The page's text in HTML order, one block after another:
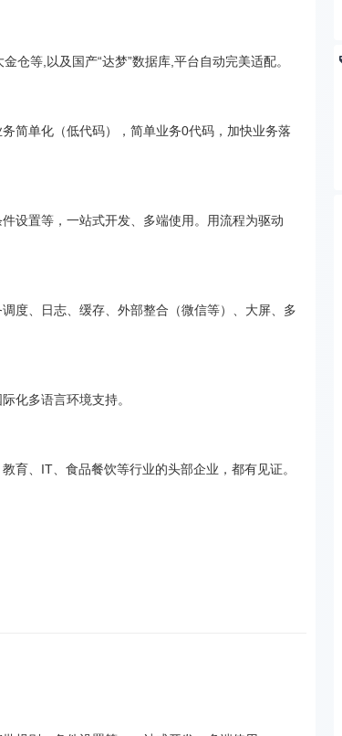
等,以及国产“达梦”数据库,平台自动完美适配。
简单化（低代码），简单业务0代码，加快业务落
设置等，一站式开发、多端使用。用流程为驱动
度、日志、缓存、外部整合（微信等）、大屏、多
化多语言环境支持。
育、IT、食品餐饮等行业的头部企业，都有见证。